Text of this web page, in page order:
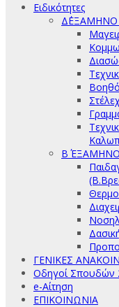
Ειδικότητες
Δ΄ΕΞΑΜΗΝΟ
Β΄ ΕΞΑΜΗΝΟ
ΓΕΝΙΚΕΣ
Οδηγοί Σπουδών
e-Αίτηση
ΕΠΙΚΟΙΝΩΝΙΑ